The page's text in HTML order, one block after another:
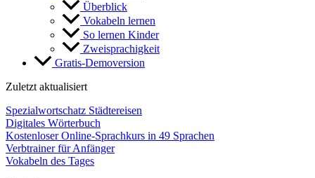
Überblick
Vokabeln lernen
So lernen Kinder
Zweisprachigkeit
Gratis-Demoversion
Zuletzt aktualisiert
Spezialwortschatz Städtereisen
Digitales Wörterbuch
Kostenloser Online-Sprachkurs in 49 Sprachen
Verbtrainer für Anfänger
Vokabeln des Tages